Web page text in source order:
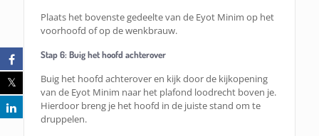
Plaats het bovenste gedeelte van de Eyot Minim op het
voorhoofd of op de wenkbrauw.
Stap 6: Buig het hoofd achterover
Buig het hoofd achterover en kijk door de kijkopening
van de Eyot Minim naar het plafond loodrecht boven je.
Hierdoor breng je het hoofd in de juiste stand om te
druppelen.